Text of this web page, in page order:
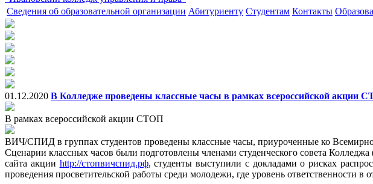
Сведения об образовательной организации Абитуриенту Студентам Контакты
01.12.2020 В Колледже проведены классные часы в рамках всероссийской
В рамках всероссийской акции СТОП
ВИЧ/СПИД в группах студентов проведены классные часы, приуроченные ко
Сценарии классных часов были подготовлены членами студенческого совета
сайта акции http://стопвичспид.рф, студенты выступили с докладами о рисках
проведения просветительской работы среди молодежи, где уровень ответственности